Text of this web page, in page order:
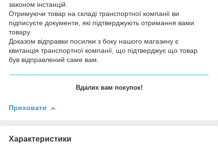
законом інстанцій.
Отримуючи товар на складі транспортної компанії ви
підписуєте документи, які підтверджують отримання вами
товару.
Доказом відправки посилки з боку нашого магазину є
квитанція транспортної компанії, що підтверджує що товар
був відправлений саме вам.
Вдалих вам покупок!
Приховати
Характеристики